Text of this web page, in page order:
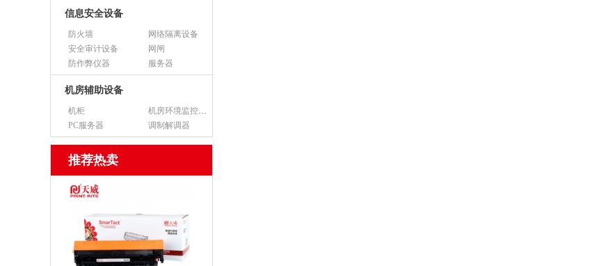
信息安全设备
防火墙
网络隔离设备
安全审计设备
网闸
防作弊仪器
服务器
机房辅助设备
机柜
机房环境监控设备
PC服务器
调制解调器
推荐热卖